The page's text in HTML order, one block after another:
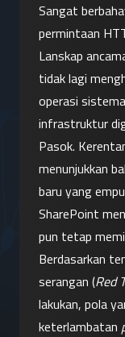
Sangat
permintaan
Lanskap
tidak lagi
operasi
infrastruktur
Pasok.
menunjukkan
baru yang
SharePoint
pun tetap
Berdasarkan
serangan (Red
lakukan, pola
keterlambatan